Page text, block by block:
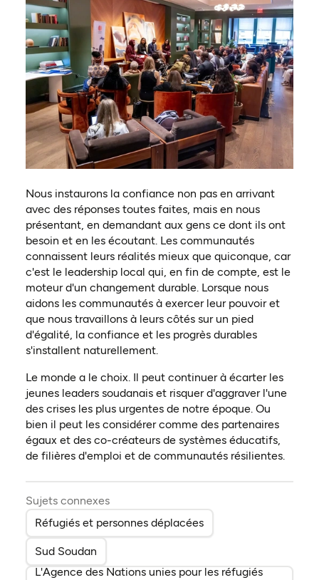
Nous instaurons la confiance non pas en arrivant
avec des réponses toutes faites, mais en nous
présentant, en demandant aux gens ce dont ils ont
besoin et en les écoutant. Les communautés
connaissent leurs réalités mieux que quiconque, car
c'est le leadership local qui, en fin de compte, est le
moteur d'un changement durable. Lorsque nous
aidons les communautés à exercer leur pouvoir et
que nous travaillons à leurs côtés sur un pied
d'égalité, la confiance et les progrès durables
s'installent naturellement.
Le monde a le choix. Il peut continuer à écarter les
jeunes leaders soudanais et risquer d'aggraver l'une
des crises les plus urgentes de notre époque. Ou
bien il peut les considérer comme des partenaires
égaux et des co-créateurs de systèmes éducatifs,
de filières d'emploi et de communautés résilientes.
Sujets connexes
Réfugiés et personnes déplacées
Sud Soudan
L'Agence des Nations unies pour les réfugiés